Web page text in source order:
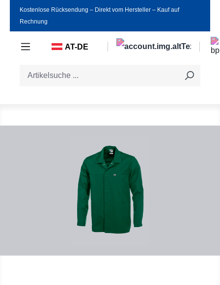
Zum Hauptinhalt springen
Kostenlose Rücksendung ‒ Direkt vom Hersteller ‒ Kauf auf
Rechnung
AT-DE